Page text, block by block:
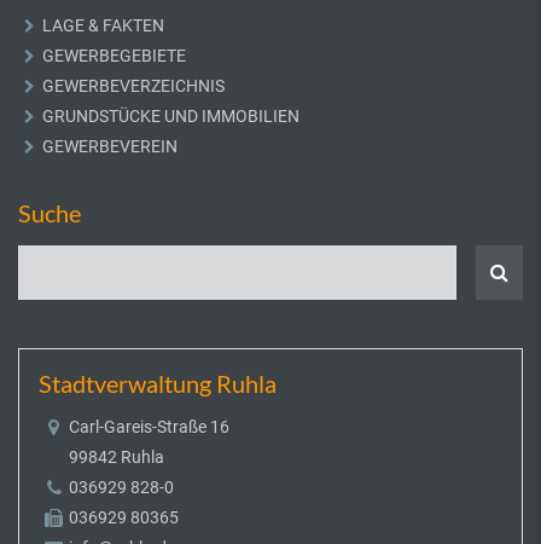
LAGE & FAKTEN
GEWERBEGEBIETE
GEWERBEVERZEICHNIS
GRUNDSTÜCKE UND IMMOBILIEN
GEWERBEVEREIN
Suche
Stadtverwaltung Ruhla
Carl-Gareis-Straße 16
99842 Ruhla
036929 828-0
036929 80365